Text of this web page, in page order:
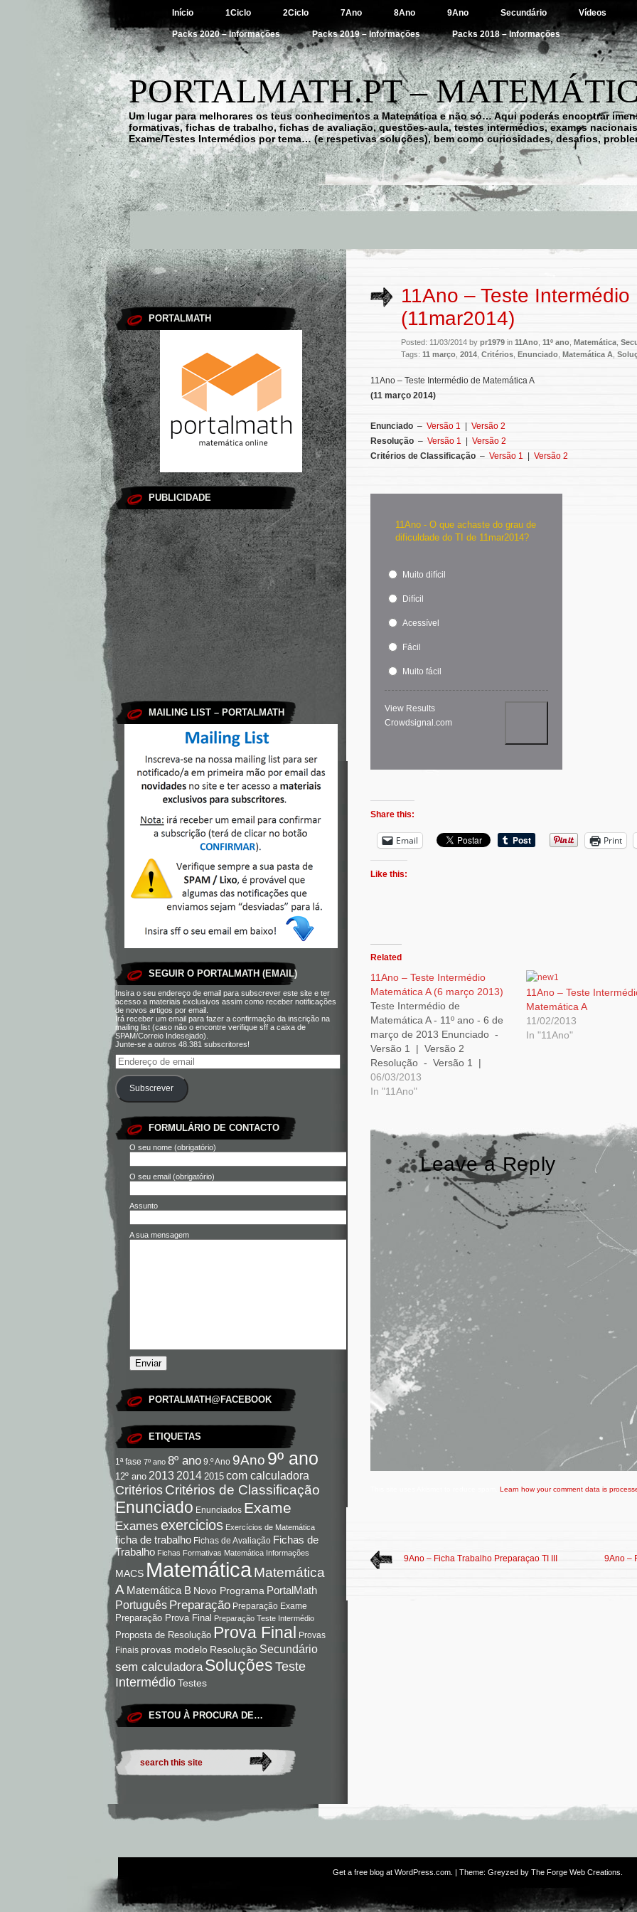
Início 1Ciclo 2Ciclo 7Ano 8Ano 9Ano Secundário Vídeos
Packs 2020 – Informações Packs 2019 – Informações Packs 2018 – Informações
PORTALMATH.PT –
Um lugar para melhorares os teus conhecimentos a Matemática e não só… Aqui poderás encontrar
formativas, fichas de trabalho, fichas de avaliação, questões-aula, testes intermédios, exames
Exame/Testes Intermédios por tema… (e respetivas soluções), bem como curiosidades, desafios,
PORTALMATH
PUBLICIDADE
MAILING LIST – PORTALMATH
SEGUIR O PORTALMATH (EMAIL)
Insira o seu endereço de email para subscrever este site e ter
acesso a materiais exclusivos assim como receber notificações
de novos artigos por email.
Irá receber um email para fazer a confirmação da inscrição na
mailing list (caso não o encontre verifique sff a caixa de
SPAM/Correio Indesejado).
Junte-se a outros 48.381 subscritores!
Subscrever
FORMULÁRIO DE CONTACTO
O seu nome (obrigatório)
O seu email (obrigatório)
Assunto
A sua mensagem
PORTALMATH@FACEBOOK
ETIQUETAS
1ª fase 7º ano 8º ano 9.º Ano 9Ano 9º ano
12º ano 2013 2014 2015 com calculadora
Critérios Critérios de Classificação
Enunciado Enunciados Exame
Exames exercicios Exercícios de Matemática
ficha de trabalho Fichas de Avaliação Fichas de
Trabalho Fichas Formativas Matemática Informações
MACS Matemática Matemática
A Matemática B Novo Programa PortalMath
Português Preparação Preparação Exame
Preparação Prova Final Preparação Teste Intermédio
Proposta de Resolução Prova Final Provas
Finais provas modelo Resolução Secundário
sem calculadora Soluções Teste
IntermédioTestes
ESTOU À PROCURA DE…
11Ano – Teste Intermédio
(11mar2014)
Posted: 11/03/2014 by pr1979 in 11Ano 11º ano Matemática
Tags: 11 março 2014 Critérios Enunciado Matemática A
11Ano – Teste Intermédio de Matemática A
(11 março 2014)
Enunciado – Versão 1 | Versão 2
Resolução – Versão 1 | Versão 2
Critérios de Classificação – Versão 1 | Versão 2
11Ano - O que achaste do grau de
dificuldade do TI de 11mar2014?
Muito difícil
Difícil
Acessível
Fácil
Muito fácil
View Results
Crowdsignal.com
Share this:
Email Print
Like this:
Related
11Ano – Teste Intermédio
Matemática A (6 março 2013)
Teste Intermédio de
Matemática A - 11º ano - 6 de
março de 2013 Enunciado -
Versão 1 | Versão 2
Resolução - Versão 1 |
Versão 2 Critérios de
Classificação - Versão 1 |
06/03/2013
In "11Ano"
11Ano – Teste
Matemática A
11/02/2013
In "11Ano"
Leave a Reply
Learn how your comment data is
9Ano – Ficha Trabalho Preparaçao TI III 9Ano –
Get a free blog at WordPress.com . | Theme: Greyzed by The Forge Web Creations